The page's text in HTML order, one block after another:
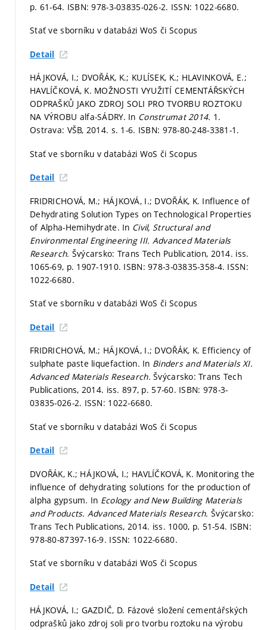
p. 61-64. ISBN: 978-3-03835-026-2. ISSN: 1022-6680.
Stať ve sborníku v databázi WoS či Scopus
Detail
HÁJKOVÁ, I.; DVOŘÁK, K.; KULÍSEK, K.; HLAVINKOVÁ, E.;
HAVLÍČKOVÁ, K. MOŽNOSTI VYUŽITÍ CEMENTÁŘSKÝCH
ODPRAŠKŮ JAKO ZDROJ SOLI PRO TVORBU ROZTOKU
NA VÝROBU alfa-SÁDRY. In Construmat 2014. 1.
Ostrava: VŠB, 2014. s. 1-6. ISBN: 978-80-248-3381-1.
Stať ve sborníku v databázi WoS či Scopus
Detail
FRIDRICHOVÁ, M.; HÁJKOVÁ, I.; DVOŘÁK, K. Influence of
Dehydrating Solution Types on Technological Properties
of Alpha-Hemihydrate. In Civil, Structural and
Environmental Engineering III. Advanced Materials
Research. Švýcarsko: Trans Tech Publication, 2014. iss.
1065-69, p. 1907-1910. ISBN: 978-3-03835-358-4. ISSN:
1022-6680.
Stať ve sborníku v databázi WoS či Scopus
Detail
FRIDRICHOVÁ, M.; HÁJKOVÁ, I.; DVOŘÁK, K. Efficiency of
sulphate paste liquefaction. In Binders and Materials XI.
Advanced Materials Research.Švýcarsko: Trans Tech
Publications, 2014. iss. 897, p. 57-60. ISBN: 978-3-
03835-026-2. ISSN: 1022-6680.
Stať ve sborníku v databázi WoS či Scopus
Detail
DVOŘÁK, K.; HÁJKOVÁ, I.; HAVLÍČKOVÁ, K. Monitoring the
influence of dehydrating solutions for the production of
alpha gypsum. In Ecology and New Building Materials
and Products. Advanced Materials Research.Švýcarsko:
Trans Tech Publications, 2014. iss. 1000, p. 51-54. ISBN:
978-80-87397-16-9. ISSN: 1022-6680.
Stať ve sborníku v databázi WoS či Scopus
Detail
HÁJKOVÁ, I.; GAZDIČ, D. Fázové složení cementářských
odprašků jako zdroj soli pro tvorbu roztoku na výrobu